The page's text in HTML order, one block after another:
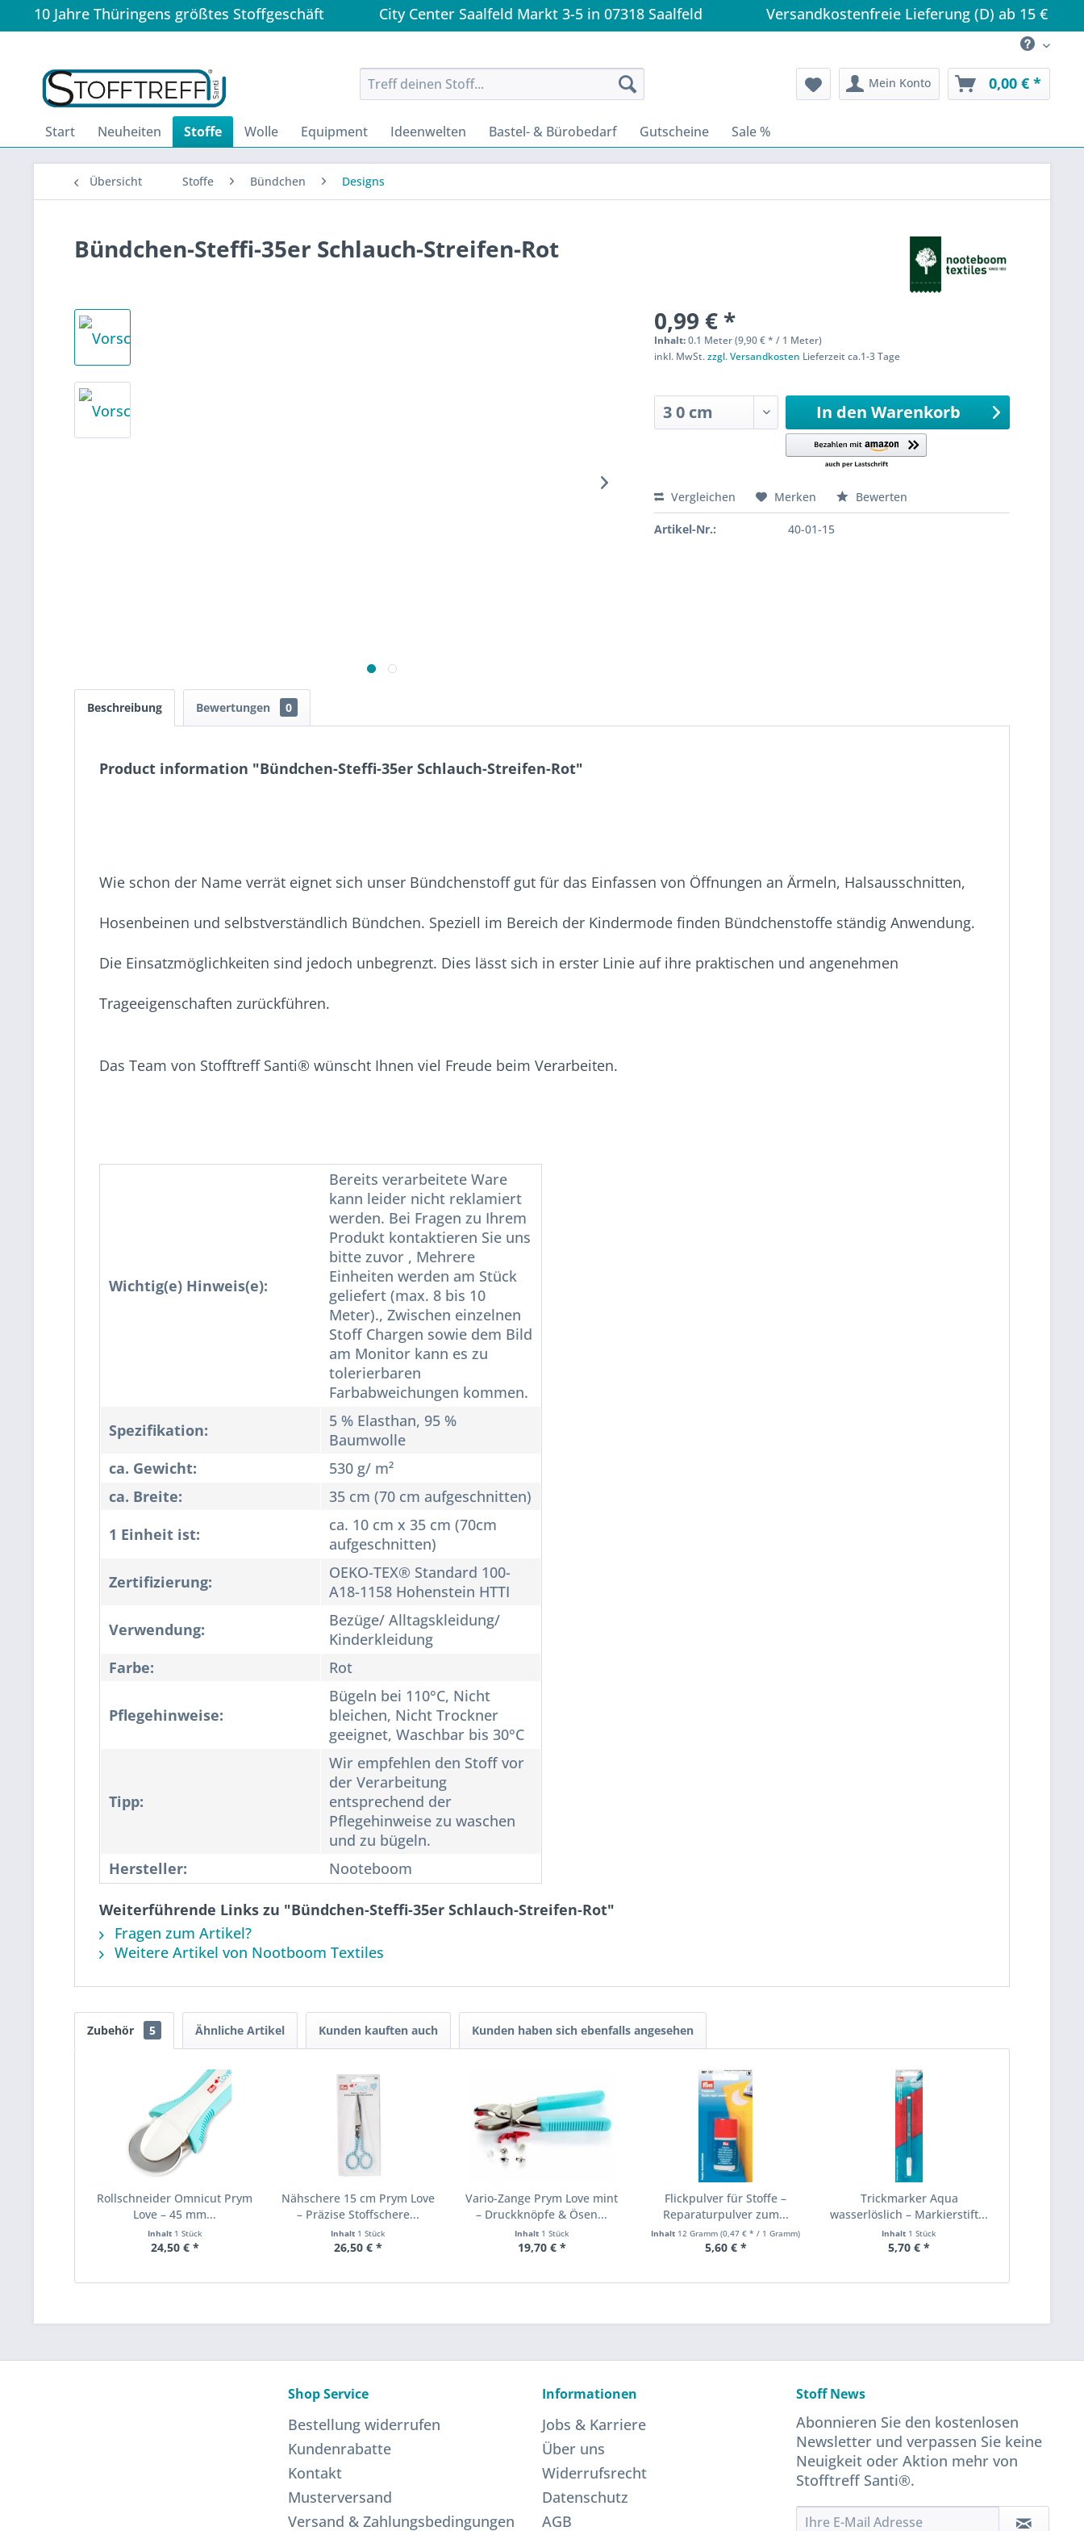
10 Jahre Thüringens größtes Stoffgeschäft City Center Saalfeld Markt 3-5 in 07318 Saalfeld Versandkostenfreie Lieferung (D) ab 15 €
Mein Konto 0,00 € *
Start Neuheiten Stoffe Wolle Equipment Ideenwelten Bastel- & Bürobedarf Gutscheine Sale %
Übersicht Stoffe Bündchen Designs
Bündchen-Steffi-35er Schlauch-Streifen-Rot
0,99 € *
Inhalt:0.1 Meter (9,90 € * / 1 Meter)
inkl. MwSt.zzgl. Versandkosten Lieferzeit ca.1-3 Tage
In den Warenkorb
Vergleichen Merken Bewerten
Artikel-Nr.: 40-01-15
Beschreibung Bewertungen 0
Product information "Bündchen-Steffi-35er Schlauch-Streifen-Rot"
Wie schon der Name verrät eignet sich unser Bündchenstoff gut für das Einfassen von Öffnungen an Ärmeln, Halsausschnitten,
Hosenbeinen und selbstverständlich Bündchen. Speziell im Bereich der Kindermode finden Bündchenstoffe ständig Anwendung.
Die Einsatzmöglichkeiten sind jedoch unbegrenzt. Dies lässt sich in erster Linie auf ihre praktischen und angenehmen
Trageeigenschaften zurückführen.
Das Team von Stofftreff Santi® wünscht Ihnen viel Freude beim Verarbeiten.
Wichtig(e) Hinweis(e):
Bereits verarbeitete Ware
kann leider nicht reklamiert
werden. Bei Fragen zu Ihrem
Produkt kontaktieren Sie uns
bitte zuvor , Mehrere
Einheiten werden am Stück
geliefert (max. 8 bis 10
Meter)., Zwischen einzelnen
Stoff Chargen sowie dem Bild
am Monitor kann es zu
tolerierbaren
Farbabweichungen kommen.
Spezifikation:
5 % Elasthan, 95 %
Baumwolle
ca. Gewicht:
530 g/ m²
ca. Breite:
35 cm (70 cm aufgeschnitten)
1 Einheit ist:
ca. 10 cm x 35 cm (70cm
aufgeschnitten)
Zertifizierung:
OEKO-TEX® Standard 100-
A18-1158 Hohenstein HTTI
Verwendung:
Bezüge/ Alltagskleidung/
Kinderkleidung
Farbe:
Rot
Pflegehinweise:
Bügeln bei 110°C, Nicht
bleichen, Nicht Trockner
geeignet, Waschbar bis 30°C
Tipp:
Wir empfehlen den Stoff vor
der Verarbeitung
entsprechend der
Pflegehinweise zu waschen
und zu bügeln.
Hersteller:
Nooteboom
Weiterführende Links zu "Bündchen-Steffi-35er Schlauch-Streifen-Rot"
Fragen zum Artikel?
Weitere Artikel von Nootboom Textiles
Zubehör 5 Ähnliche Artikel Kunden kauften auch Kunden haben sich ebenfalls angesehen
Rollschneider Omnicut Prym
Love – 45 mm...
Inhalt 1 Stück
24,50 € *
Nähschere 15 cm Prym Love
– Präzise Stoffschere...
Inhalt 1 Stück
26,50 € *
Vario-Zange Prym Love mint
– Druckknöpfe & Ösen...
Inhalt 1 Stück
19,70 € *
Flickpulver für Stoffe –
Reparaturpulver zum...
Inhalt 12 Gramm(0,47 € * / 1 Gramm)
5,60 € *
Trickmarker Aqua
wasserlöslich – Markierstift...
Inhalt 1 Stück
5,70 € *
Shop Service
Bestellung widerrufen
Kundenrabatte
Kontakt
Musterversand
Versand & Zahlungsbedingungen
Informationen
Jobs & Karriere
Über uns
Widerrufsrecht
Datenschutz
AGB
Stoff News
Abonnieren Sie den kostenlosen
Newsletter und verpassen Sie keine
Neuigkeit oder Aktion mehr von
Stofftreff Santi®.